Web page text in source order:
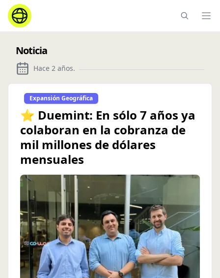
Noticia
Hace 2 años.
Expansión Geográfica
⭐ Duemint: En sólo 7 años ya
colaboran en la cobranza de
mil millones de dólares
mensuales